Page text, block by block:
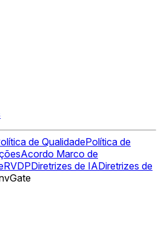
de QualidadePolítica de
Acordo Marco de
RVDPDiretrizes de IADiretrizes de